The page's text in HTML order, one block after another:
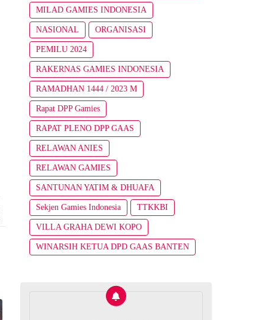
INDONESIA
MILAD GAMIES INDONESIA
NASIONAL ORGANISASI
PEMILU 2024
RAKERNAS GAMIES INDONESIA
RAMADHAN 1444 / 2023 M
Rapat DPP Gamies
RAPAT PLENO DPP GAAS
RELAWAN ANIES
RELAWAN GAMIES
SANTUNAN YATIM & DHUAFA
Sekjen Gamies Indonesia TTKKBI
VILLA GRAHA DEWI KOPO
WINARSIH KETUA DPD GAAS BANTEN